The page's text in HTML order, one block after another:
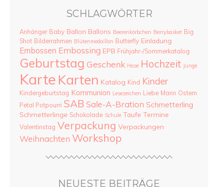
SCHLAGWÖRTER
Anhänger Baby Ballon Ballons Beerenkörbchen Berrybasket Big
Shot Bilderrahmen Blütenmedaillon Butterfly Einladung
Embossen Embossing EPB Frühjahr-/Sommerkatalog
Geburtstag Geschenk Hase Hochzeit Junge
Karte Karten Katalog Kind Kinder
Kindergeburtstag Kommunion Lesezeichen Liebe Mann Ostern
Petal Potpourri SAB Sale-A-Bration Schmetterling
Schmetterlinge Schokolade Schule Taufe Termine
Valentinstag Verpackung Verpackungen
Weihnachten Workshop
NEUESTE BEITRÄGE